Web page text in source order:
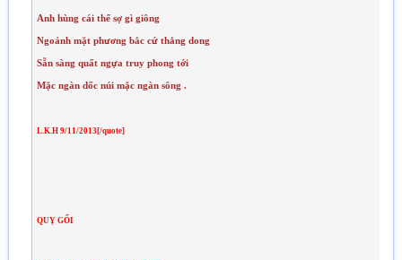
Anh hùng cái thế sợ gì giông
Ngoảnh mặt phương bắc cứ thẳng dong
Sẵn sàng quất ngựa truy phong tới
Mặc ngàn dốc núi mặc ngàn sông .
L.K.H 9/11/2013[/quote]
QUỴ GỐI